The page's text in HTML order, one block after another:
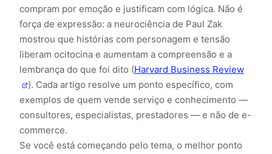
compram por emoção e justificam com lógica. Não é
força de expressão: a neurociência de Paul Zak
mostrou que histórias com personagem e tensão
liberam ocitocina e aumentam a compreensão e a
lembrança do que foi dito (Harvard Business Review
). Cada artigo resolve um ponto específico, com
exemplos de quem vende serviço e conhecimento —
consultores, especialistas, prestadores — e não de e-
commerce.
Se você está começando pelo tema, o melhor ponto